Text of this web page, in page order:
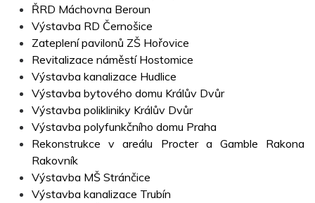
ŘRD Máchovna Beroun
Výstavba RD Černošice
Zateplení pavilonů ZŠ Hořovice
Revitalizace náměstí Hostomice
Výstavba kanalizace Hudlice
Výstavba bytového domu Králův Dvůr
Výstavba polikliniky Králův Dvůr
Výstavba polyfunkčního domu Praha
Rekonstrukce v areálu Procter a Gamble Rakona
Rakovník
Výstavba MŠ Stránčice
Výstavba kanalizace Trubín